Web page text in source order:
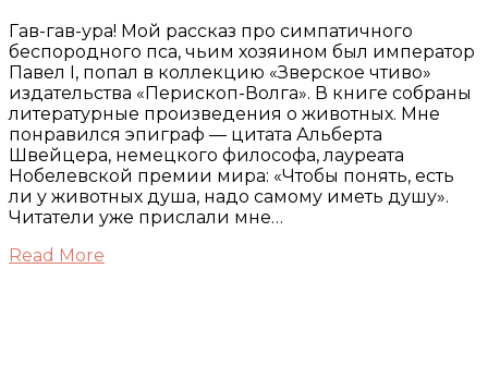
Гав-гав-ура! Мой рассказ про симпатичного
беспородного пса, чьим хозяином был император
Павел I, попал в коллекцию «Зверское чтиво»
издательства «Перископ-Волга». В книге собраны
литературные произведения о животных. Мне
понравился эпиграф — цитата Альберта
Швейцера, немецкого философа, лауреата
Нобелевской премии мира: «Чтобы понять, есть
ли у животных душа, надо самому иметь душу».
Читатели уже прислали мне…
Read More